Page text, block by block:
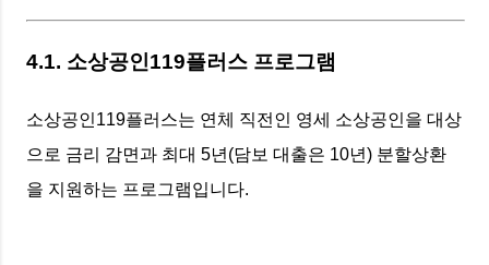
4.1. 소상공인119플러스 프로그램
소상공인119플러스는 연체 직전인 영세 소상공인을 대상
으로 금리 감면과 최대 5년(담보 대출은 10년) 분할상환
을 지원하는 프로그램입니다.